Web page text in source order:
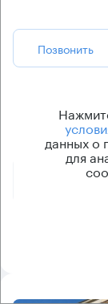
Позвонить
Площадь
1133 м²
данных о
для